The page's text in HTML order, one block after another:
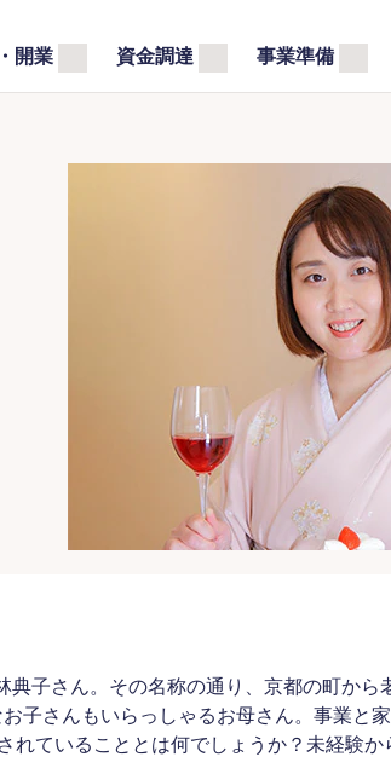
開業 資金調達 事業準備
子さん。その名称の通り、京都の町から
子さんもいらっしゃるお母さん。事業と
ていることとは何でしょうか？未経験